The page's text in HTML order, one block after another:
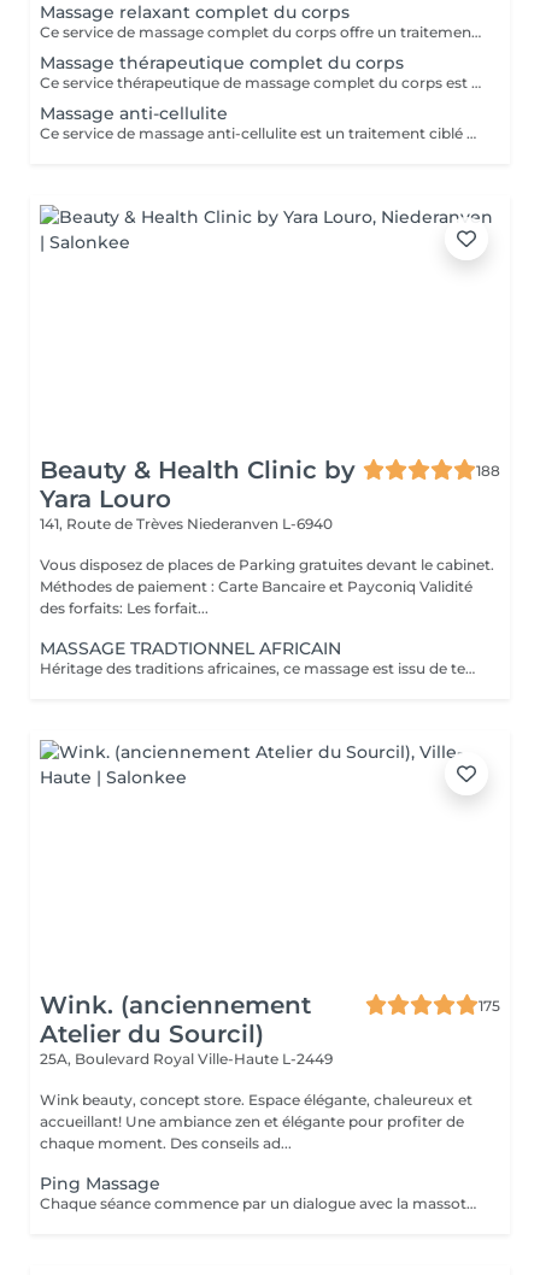
Massage relaxant complet du corps
Ce service de massage complet du corps offre un traitement complet et relaxant conçu pour travailler sur tout le corps : cou, épaules, dos, bras, mains, jambes, pieds. Il utilise des techniques fluides à moyenne pression pour relâcher la tension musculaire, améliorer la flexibilité et favoriser la relaxation profonde, ce qui le rend idéal pour soulager le stress, les douleurs quotidiennes ou simplement rétablir l'équilibre après une semaine chargée.
Massage thérapeutique complet du corps
Ce service thérapeutique de massage complet du corps est une séance ciblée et axée sur le traitement qui aborde la tension musculaire spécifique, les déséquilibres posturaux et les schémas de douleur chronique dans tout le corps. En utilisant des techniques plus profondes et ciblées telles que la libération myofasciale, le travail au point de déclenchement et l'étirement des fibres croisées, il vise à corriger les restrictions musculaires, à améliorer la mobilité articulaire et à restaurer le mouvement fonctionnel, ce qui le rend idéal pour les personnes souffrant d'inconfort récurrent ou de modes de vie actifs. Principaux avantages Soulage la tension musculaire chronique et la douleur, en particulier dans le cou, les épaules, le dos, les hanches et les jambes, en travaillant sur les tissus profonds et les points de déclenchement. Améliore la posture et la mobilité des articulations en relâchant les muscles tendus et le fascia, aidant le corps à bouger plus librement et avec moins de fatigue. Favorise la récupération et la performance des blessures en réduisant la raideur musculaire, en améliorant la circulation et en raccourcissant le temps de récupération après l'activité physique.
Massage anti-cellulite
Ce service de massage anti-cellulite est un traitement ciblé et stimulant conçu pour améliorer l'apparence et la texture de la peau généralement affectée par la cellulite, en particulier sur les cuisses, les hanches, les fesses et parfois l'abdomen. En utilisant des techniques fermes et rythmiques telles que le pétrissage profond, le drainage lymphatique et les pressions circulaires, il vise à briser les dépôts graisseux, à stimuler la circulation et à encourager l'élimination des fluides et des toxines retenus du tissu. Principaux avantages : Aide à réduire l'apparence visible de la cellulite en améliorant le flux sanguin et le drainage lymphatique dans les zones ciblées. Soutient une peau plus lisse et plus ferme en encourageant la dégradation des dépôts graisseux et en réduisant la rétention d'eau. Favorise une meilleure circulation et une meilleure désintoxication, ce qui peut laisser la peau plus douce, plus tonique et moins de fossettes au fil du temps avec des séances régulières.
Beauty & Health Clinic by
Yara Louro
188
141, Route de Trèves Niederanven L-6940
Vous disposez de places de Parking gratuites devant le cabinet.
Méthodes de paiement : Carte Bancaire et Payconiq Validité
des forfaits: Les forfait...
MASSAGE TRADTIONNEL AFRICAIN
Héritage des traditions africaines, ce massage est issu de techniques ancestrales transmises de mère en fille au fil des générations. Pratiqué comme un rituel de bien-être, il associe gestes profonds et rythmiques pour libérer les tensions, stimuler la circulation et rétablir l'harmonie entre le corps et l'esprit. Il procure une relaxation intense et une sensation de vitalité durable.
Wink. (anciennement
Atelier du Sourcil)
175
25A, Boulevard Royal Ville-Haute L-2449
Wink beauty, concept store. Espace élégante, chaleureux et
accueillant! Une ambiance zen et élégante pour profiter de
chaque moment. Des conseils ad...
Ping Massage
Chaque séance commence par un dialogue avec la massothérapeute, pour comprendre vos besoins et créer une séance sur-mesure.